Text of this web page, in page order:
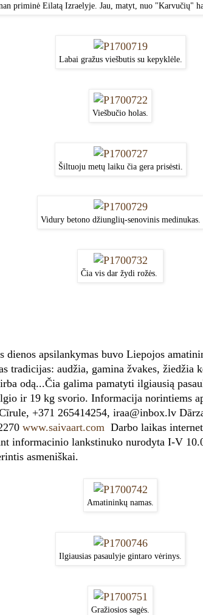
priminė Eilatą Izraelyje. Jau, matyt, nuo "Karvučių"
Labai gražus viešbutis su kepyklėle.
Viešbučio holas.
Šiltuoju metų laiku čia gera prisėsti.
Vidury betono džiunglių-senovinis medinukas.
Čia vis dar žydi rožės.
dienos apsilankymas buvo Liepojos
tradicijas: audžia, gamina žvakes, žiedžia
odą...Čia galima pamatyti ilgiausią
ir 19 kg svorio. Informacija norintiems
+371 265414254, iraa@inbox.lv
www.saivaart.com Darbo laikas
informacinio lankstinuko nurodyta I-V
asmeniškai.
Amatininkų namas.
Ilgiausias pasaulyje gintaro vėrinys.
Gražiosios sagės.